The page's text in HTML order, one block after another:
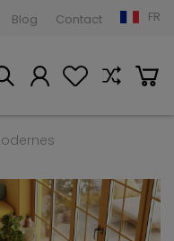
Blog Contact FR